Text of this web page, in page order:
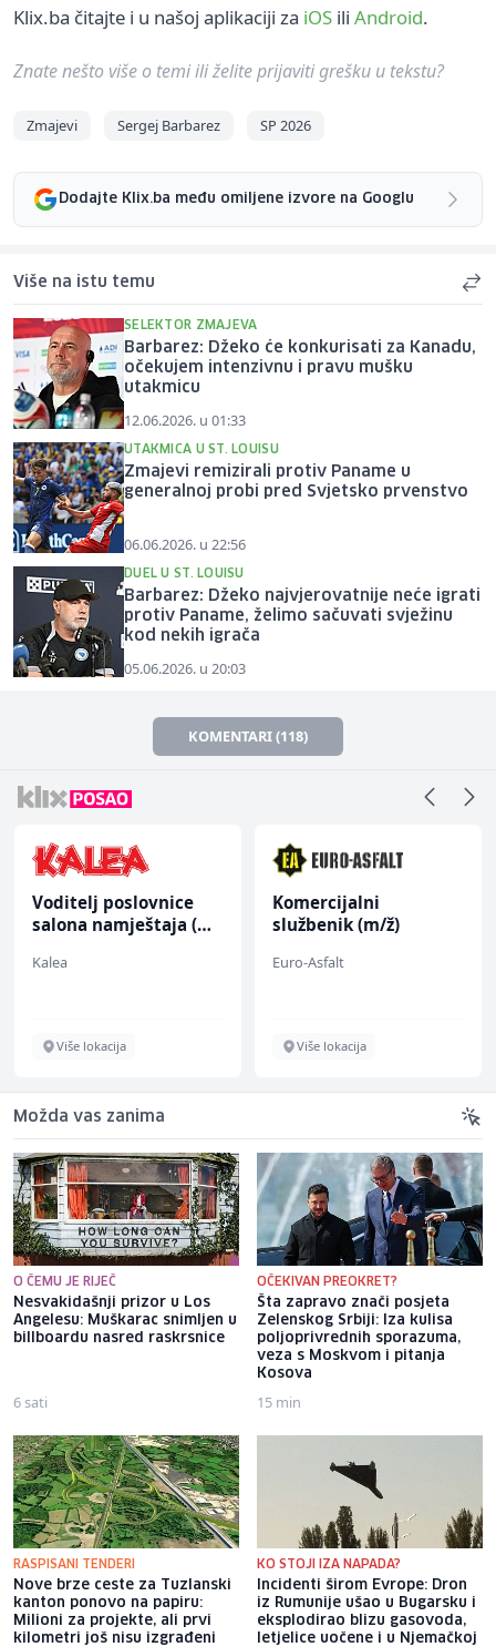
Klix.ba čitajte i u našoj aplikaciji za iOS ili Android.
Znate nešto više o temi ili želite prijaviti grešku u tekstu?
Zmajevi Sergej Barbarez SP 2026
Dodajte Klix.ba među omiljene izvore na Googlu
Više na istu temu
SELEKTOR ZMAJEVA
Barbarez: Džeko će konkurisati za Kanadu,
očekujem intenzivnu i pravu mušku
utakmicu
12.06.2026. u 01:33
UTAKMICA U ST. LOUISU
Zmajevi remizirali protiv Paname u
generalnoj probi pred Svjetsko prvenstvo
06.06.2026. u 22:56
DUEL U ST. LOUISU
Barbarez: Džeko najvjerovatnije neće igrati
protiv Paname, želimo sačuvati svježinu
kod nekih igrača
05.06.2026. u 20:03
KOMENTARI (118)
Voditelj poslovnice
salona namještaja (m/
Kalea
Više lokacija
Komercijalni
službenik (m/ž)
Euro-Asfalt
Više lokacija
Možda vas zanima
O ČEMU JE RIJEČ
Nesvakidašnji prizor u Los
Angelesu: Muškarac snimljen u
billboardu nasred raskrsnice
6 sati
OČEKIVAN PREOKRET?
Šta zapravo znači posjeta
Zelenskog Srbiji: Iza kulisa
poljoprivrednih sporazuma,
veza s Moskvom i pitanja
Kosova
15 min
RASPISANI TENDERI
Nove brze ceste za Tuzlanski
kanton ponovo na papiru:
Milioni za projekte, ali prvi
kilometri još nisu izgrađeni
KO STOJI IZA NAPADA?
Incidenti širom Evrope: Dron
iz Rumunije ušao u Bugarsku i
eksplodirao blizu gasovoda,
letjelice uočene i u Njemačkoj